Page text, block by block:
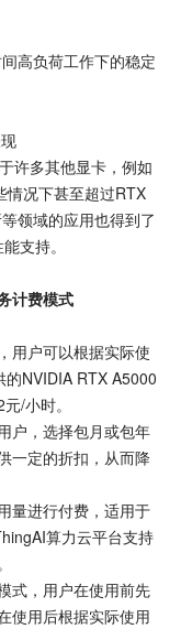
高负荷工作下的稳定
许多其他显卡，例如
况下甚至超过RTX
领域的应用也得到了
支持。
计费模式
用户可以根据实际使
NVIDIA RTX A5000
/小时。
户，选择包月或包年
一定的折扣，从而降
量进行付费，适用于
算力云平台支持
式，用户在使用前先
使用后根据实际使用